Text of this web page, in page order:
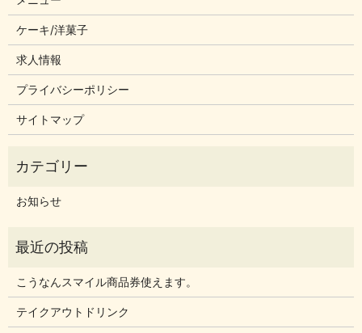
ケーキ/洋菓子
求人情報
プライバシーポリシー
サイトマップ
お知らせ
こうなんスマイル商品券使えます。
テイクアウトドリンク